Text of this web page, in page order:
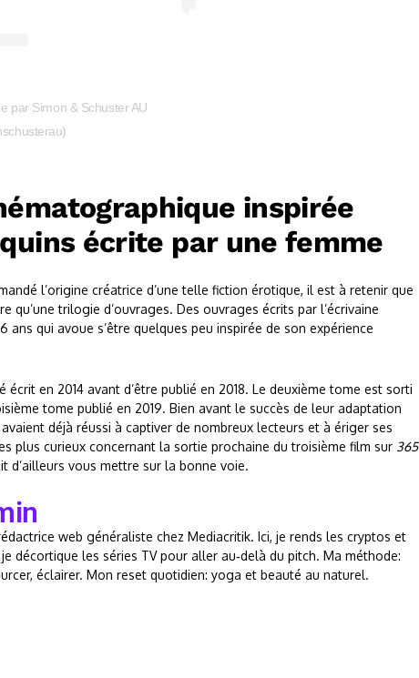
par Simon & Schuster AU
inspirée
écrite par une femme
l’origine créatrice d’une telle fiction érotique, il est à retenir que
qu’une trilogie d’ouvrages. Des ouvrages écrits par l’écrivaine
ans qui avoue s’être quelques peu inspirée de son expérience
écrit en 2014 avant d’être publié en 2018. Le deuxième tome est sorti
tome publié en 2019. Bien avant le succès de leur adaptation
déjà réussi à captiver de nombreux lecteurs et à ériger ses
plus curieux concernant la sortie prochaine du troisième film sur 365
d’ailleurs vous mettre sur la bonne voie.
web généraliste chez Mediacritik. Ici, je rends les cryptos et
décortique les séries TV pour aller au‑delà du pitch. Ma méthode:
éclairer. Mon reset quotidien: yoga et beauté au naturel.